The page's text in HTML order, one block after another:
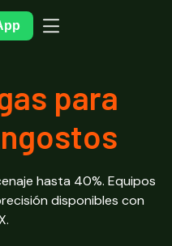
para
hasta 40%. Equipos
disponibles con